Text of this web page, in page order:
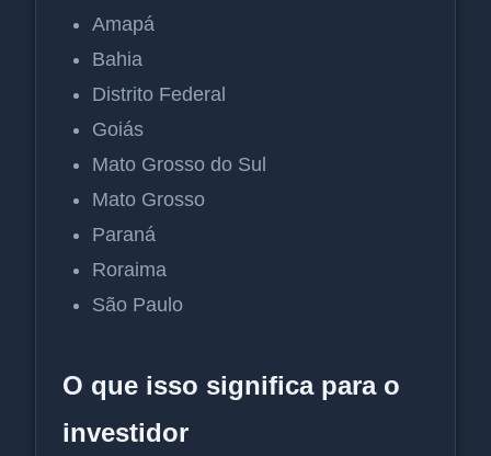
Amapá
Bahia
Distrito Federal
Goiás
Mato Grosso do Sul
Mato Grosso
Paraná
Roraima
São Paulo
O que isso significa para o
investidor